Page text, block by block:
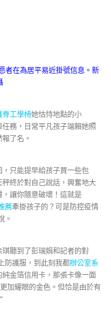
者在為居平易近掛號信息。新
脊工學椅她怙恃地點的小
務，日常平凡孩子端賴她照
了名。
只能提早給孩子買一些包
終於對自己說話，興奮地大
讓你隨意破壞！這就是
薦牽掛孩子的？可是防控疫情
。
聽到了彭瑞娟和記者的對
防護服，到此刻我都辦公室系
金箔信用卡，那張卡像一面
加耀眼的金色。但恰是由於有